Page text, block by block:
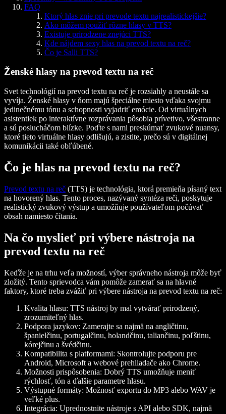
FAQ
Ktorý hlas znie pri prevode textu najrealistickejšie?
Ako môžem použiť rôzne hlasy v TTS?
Existuje prirodzene znejúci TTS?
Kde nájdem sexy hlas na prevod textu na reč?
Čo je Salli TTS?
Ženské hlasy na prevod textu na reč
Svet technológií na prevod textu na reč je rozsiahly a neustále sa
vyvíja. Ženské hlasy v ňom majú špeciálne miesto vďaka svojmu
jedinečnému tónu a schopnosti vyjadriť emócie. Od virtuálnych
asistentiek po interaktívne rozprávania pôsobia prívetivo, všestranne
a sú poslucháčom blízke. Poďte s nami preskúmať zvukové nuansy,
ktoré tieto virtuálne hlasy odlišujú, a zistite, prečo sú v digitálnej
komunikácii také obľúbené.
Čo je hlas na prevod textu na reč?
Prevod textu na reč (TTS) je technológia, ktorá premieňa písaný text
na hovorený hlas. Tento proces, nazývaný syntéza reči, poskytuje
realistický zvukový výstup a umožňuje používateľom počúvať
obsah namiesto čítania.
Na čo myslieť pri výbere nástroja na
prevod textu na reč
Keďže je na trhu veľa možností, výber správneho nástroja môže byť
zložitý. Tento sprievodca vám pomôže zamerať sa na hlavné
faktory, ktoré treba zvážiť pri výbere nástroja na prevod textu na reč:
Kvalita hlasu: TTS nástroj by mal vytvárať prirodzený,
zrozumiteľný hlas.
Podpora jazykov: Zamerajte sa najmä na angličtinu,
španielčinu, portugalčinu, holandčinu, taliančinu, poľštinu,
kórejčinu a švédčinu.
Kompatibilita s platformami: Skontrolujte podporu pre
Android, Microsoft a webové prehliadače ako Chrome.
Možnosti prispôsobenia: Dobrý TTS umožňuje meniť
rýchlosť, tón a ďalšie parametre hlasu.
Výstupné formáty: Možnosť exportu do MP3 alebo WAV je
veľké plus.
Integrácia: Uprednostnite nástroje s API alebo SDK, najmä